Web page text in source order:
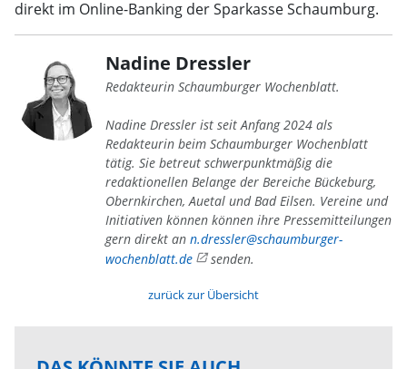
direkt im Online-Banking der Sparkasse Schaumburg.
Nadine Dressler
Redakteurin Schaumburger Wochenblatt.
Nadine Dressler ist seit Anfang 2024 als
Redakteurin beim Schaumburger Wochenblatt
tätig. Sie betreut schwerpunktmäßig die
redaktionellen Belange der Bereiche Bückeburg,
Obernkirchen, Auetal und Bad Eilsen. Vereine und
Initiativen können können ihre Pressemitteilungen
gern direkt an n.dressler@schaumburger-
wochenblatt.de
senden.
zurück zur Übersicht